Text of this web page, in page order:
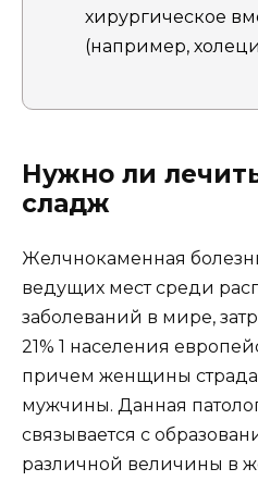
хирургическое
(например,
Нужно ли
сладж
Желчнокаменная
ведущих мест среди
заболеваний в мире,
21% 1 населения
причем женщины
мужчины. Данная
связывается с
различной величины в